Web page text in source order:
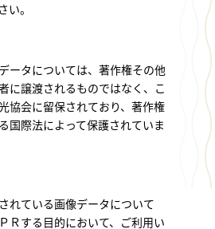
い。
ータについては、著作権その他
に譲渡されるものではなく、こ
協会に留保されており、著作権
国際法によって保護されていま
れている画像データについて
Ｒする目的において、ご利用い